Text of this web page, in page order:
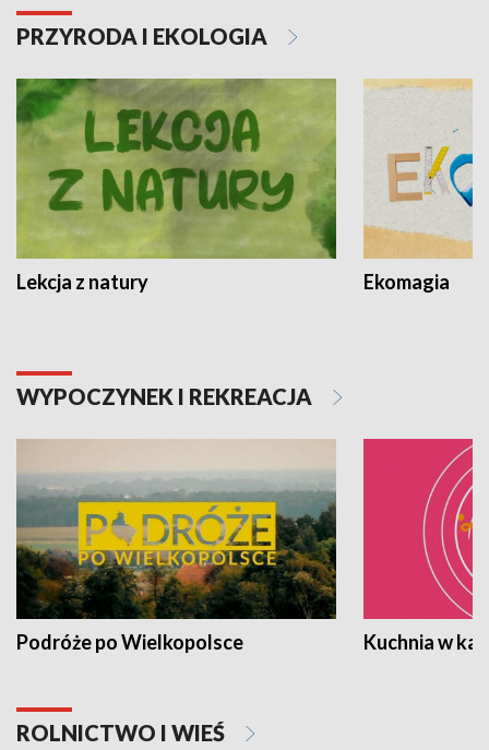
PRZYRODA I EKOLOGIA
Lekcja z natury Ekomagia
WYPOCZYNEK I REKREACJA
Podróże po Wielkopolsce Kuchnia w
ROLNICTWO I WIEŚ